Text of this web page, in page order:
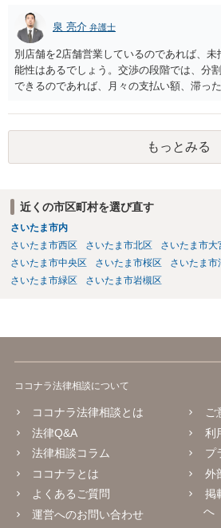
泉 亮介 弁護士
別店舗を2店舗営業しているのであれば、
能性はあるでしょう。交渉の段階では、分
できるのであれば、月々の支払い額、滞っ
で行い、相手方の対応次第では訴訟を検討
で解決した場合弁護士費用も安くなるため
もっとみる
近くの市区町村を選び直す
さいたま市内
さいたま市西区
さいたま市北区 さいたま市大
さいたま市中央区
さいたま市桜区 さいたま市
さいたま市緑区
さいたま市岩槻区
ココナラ法律相談について
ココナラ法律相談とは
法律Q&A
法律相談コラム
ココナラとは
よくあるご質問
運営へのお問い合わせ
ご
利
プ
外
掲
へ